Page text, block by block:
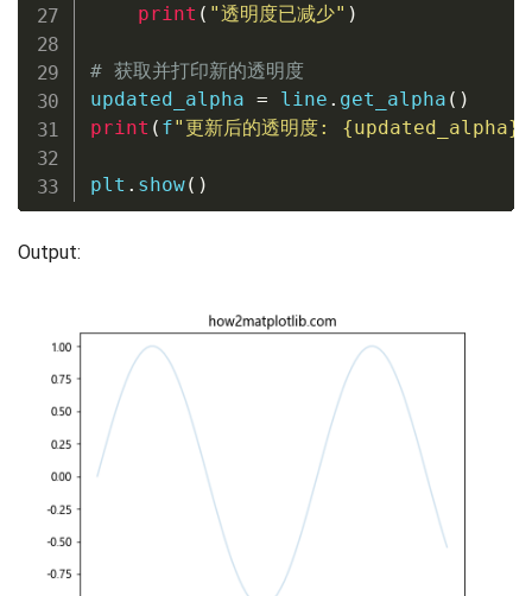
print ( "透明度已减少" )
# 获取并打印新的透明度
updated_alpha = line . get_alpha ( )
print ( f"更新后的透明度: {updated_alpha}
plt . show( )
Output: